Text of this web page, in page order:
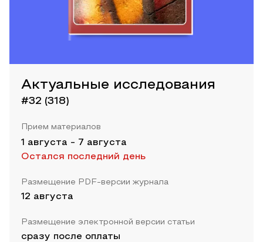
Актуальные исследования
#32 (318)
Прием материалов
1 августа - 7 августа
Остался последний день
Размещение PDF-версии журнала
12 августа
Размещение электронной версии статьи
сразу после оплаты